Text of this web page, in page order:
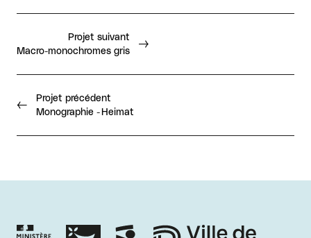
Projet précédent
Monographie - Heimat
Projet suivant
Macro-monochromes gris